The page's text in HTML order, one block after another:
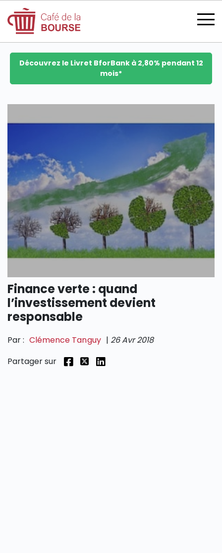
se connecter
CATÉGORIES
SECTIONS
Découvrez le Livret BforBank à 2,80% pendant 12
mois*
Finance verte : quand
l’investissement devient
responsable
Par : Clémence Tanguy | 26 Avr 2018
Partager sur